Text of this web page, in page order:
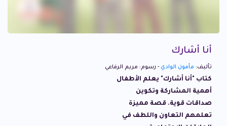
أنا أشارك
تأليف: مأمون الوادي - رسوم: مريم الرفاعي
كتاب "أنا أشارك" يعلم الأطفال
أهمية المشاركة وتكوين
صداقات قوية. قصة مميزة
تعلمهم التعاون واللطف في